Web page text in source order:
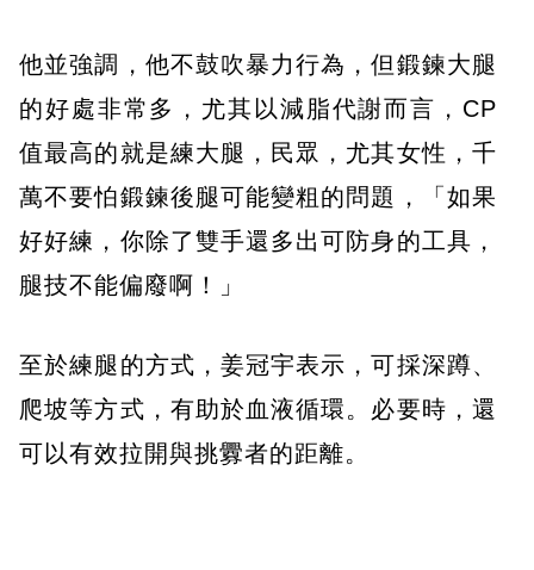
他並強調，他不鼓吹暴力行為，但鍛鍊大腿
的好處非常多，尤其以減脂代謝而言，CP
值最高的就是練大腿，民眾，尤其女性，千
萬不要怕鍛鍊後腿可能變粗的問題，「如果
好好練，你除了雙手還多出可防身的工具，
腿技不能偏廢啊！」
至於練腿的方式，姜冠宇表示，可採深蹲、
爬坡等方式，有助於血液循環。必要時，還
可以有效拉開與挑釁者的距離。